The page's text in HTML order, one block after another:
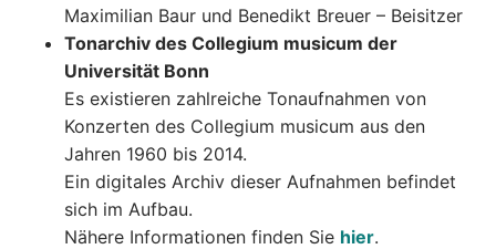
Maximilian Baur und Benedikt Breuer – Beisitzer
Tonarchiv des Collegium musicum der
Universität Bonn
Es existieren zahlreiche Tonaufnahmen von
Konzerten des Collegium musicum aus den
Jahren 1960 bis 2014.
Ein digitales Archiv dieser Aufnahmen befindet
sich im Aufbau.
Nähere Informationen finden Sie hier.